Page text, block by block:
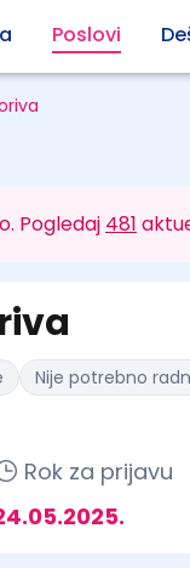
Poslovi
Pogledaj 481
Rok za prijavu
Nije potrebno